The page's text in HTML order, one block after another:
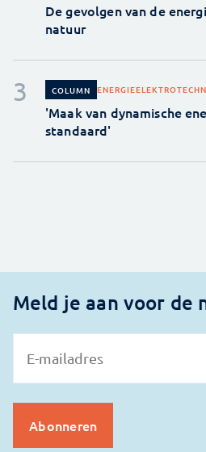
De gevolgen van de
natuur
COLUMN ENERGIE
'Maak van dynamische
standaard'
Meld je aan voor de